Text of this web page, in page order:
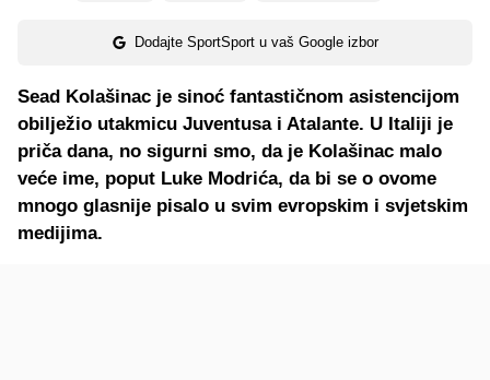
Dodajte SportSport u vaš Google izbor
Sead Kolašinac je sinoć fantastičnom asistencijom
obilježio utakmicu Juventusa i Atalante. U Italiji je
priča dana, no sigurni smo, da je Kolašinac malo
veće ime, poput Luke Modrića, da bi se o ovome
mnogo glasnije pisalo u svim evropskim i svjetskim
medijima.